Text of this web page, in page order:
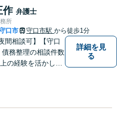
ートいたします。
作 弁護士
所
口市 守口市駅 から徒歩1分
間相談可】【守口
務整理の相談件数
の経験を活かし、
安を抱かないよう
がけております。
詳細を見
る